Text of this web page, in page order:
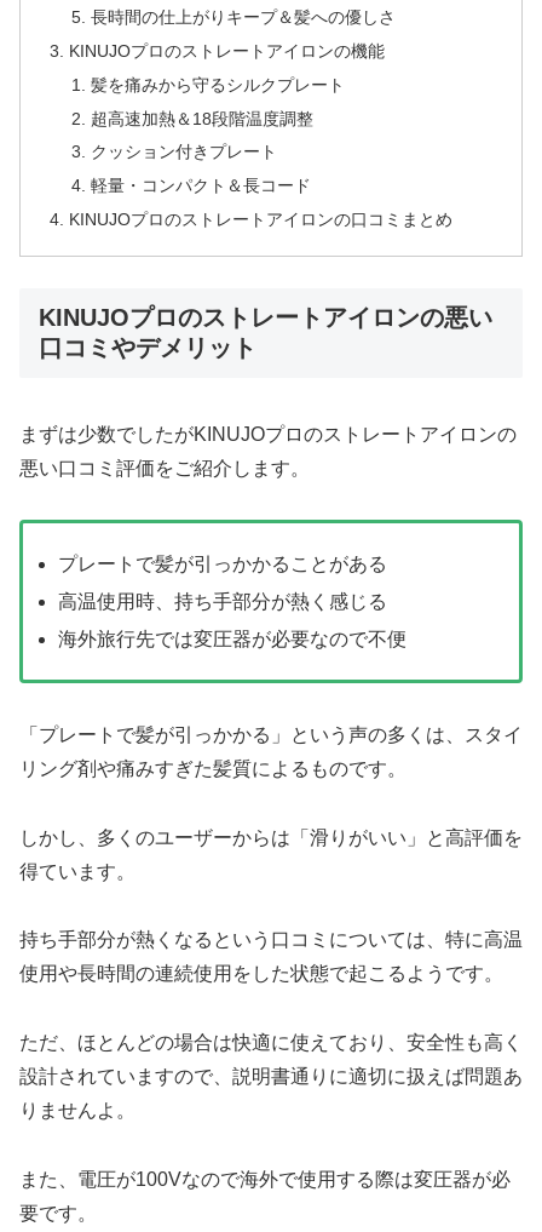
長時間の仕上がりキープ＆髪への優しさ
KINUJOプロのストレートアイロンの機能
髪を痛みから守るシルクプレート
超高速加熱＆18段階温度調整
クッション付きプレート
軽量・コンパクト＆長コード
KINUJOプロのストレートアイロンの口コミまとめ
KINUJOプロのストレートアイロンの悪い
口コミやデメリット
まずは少数でしたがKINUJOプロのストレートアイロンの
悪い口コミ評価をご紹介します。
プレートで髪が引っかかることがある
高温使用時、持ち手部分が熱く感じる
海外旅行先では変圧器が必要なので不便
「プレートで髪が引っかかる」という声の多くは、スタイ
リング剤や痛みすぎた髪質によるものです。
しかし、多くのユーザーからは「滑りがいい」と高評価を
得ています。
持ち手部分が熱くなるという口コミについては、特に高温
使用や長時間の連続使用をした状態で起こるようです。
ただ、ほとんどの場合は快適に使えており、安全性も高く
設計されていますので、説明書通りに適切に扱えば問題あ
りませんよ。
また、電圧が100Vなので海外で使用する際は変圧器が必
要です。